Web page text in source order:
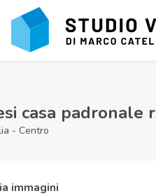
casa padronale
- Centro
immagini